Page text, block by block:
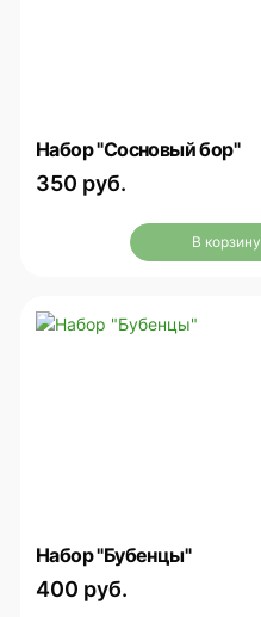
Набор "Сосновый бор"
350 руб.
В корзину
Набор "Бубенцы"
400 руб.